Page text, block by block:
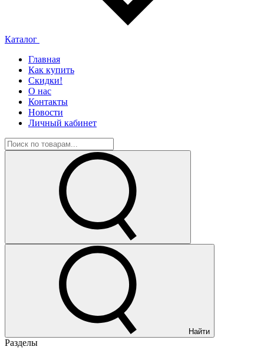
Каталог
Главная
Как купить
Скидки!
О нас
Контакты
Новости
Личный кабинет
Найти
Разделы